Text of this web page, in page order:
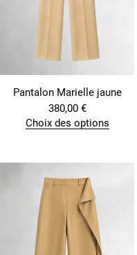
Pantalon Marielle jaune
380,00 €
Choix des options
p
o
i
t
a